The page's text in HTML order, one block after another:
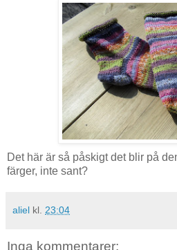
Det här är så påskigt det blir på
färger, inte sant?
aliel kl. 23:04
Inga kommentarer: